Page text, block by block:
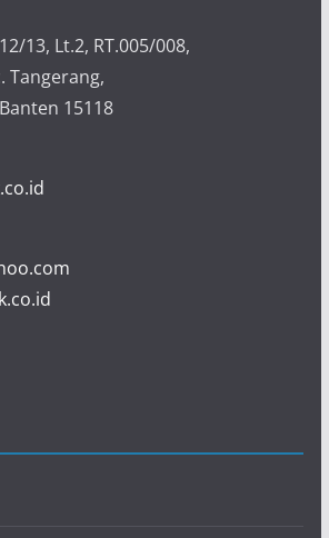
13, Lt.2, RT.005/008,
Tangerang,
15118